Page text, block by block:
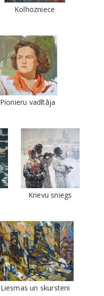
Kolhozniece
Pionieru vadītāja
Krievu sniegs
Liesmas un skursteni